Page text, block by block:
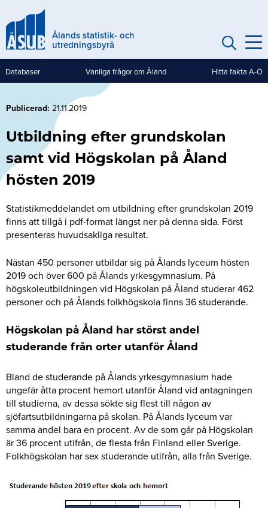
till
huvudinnehållÅlands statistik- och
utredningsbyrå
Genvägar
Databaser Vanliga frågor om Åland Hitta fakta A-Ö
Publicerad 21.11.2019
Utbildning efter grundskolan
samt vid Högskolan på Åland
hösten 2019
Statistikmeddelandet om utbildning efter grundskolan 2019
finns att tillgå i pdf-format längst ner på denna sida. Först
presenteras huvudsakliga resultat.
Nästan 450 personer utbildar sig på Ålands lyceum hösten
2019 och över 600 på Ålands yrkesgymnasium. På
högskoleutbildningen vid Högskolan på Åland studerar 462
personer och på Ålands folkhögskola finns 36 studerande.
Högskolan på Åland har störst andel
studerande från orter utanför Åland
Bland de studerande på Ålands yrkesgymnasium hade
ungefär åtta procent hemort utanför Åland vid antagningen
till studierna, av dessa sökte sig flest till någon av
sjöfartsutbildningarna på skolan. På Ålands lyceum var
samma andel bara en procent. Av de som går på Högskolan
är 36 procent utifrån, de flesta från Finland eller Sverige.
Folkhögskolan har sex studerande utifrån, alla från Sverige.